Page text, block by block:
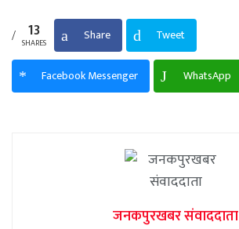
13
SHARES Share Tweet
Facebook Messenger WhatsApp
जनकपुरखबर संवाददाता